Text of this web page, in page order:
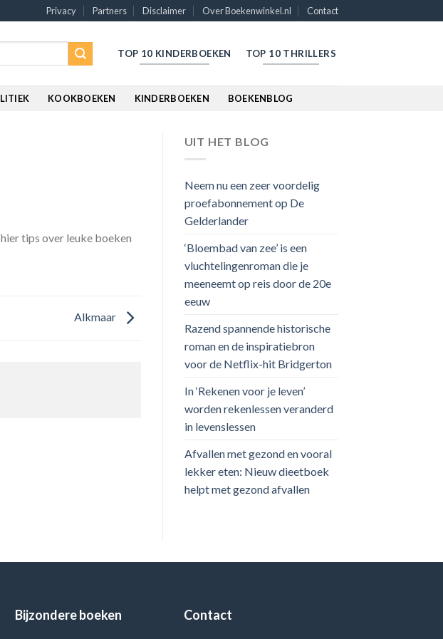
Privacy Partners Disclaimer Over Boekenwinkel.nl Contact
TOP 10 KINDERBOEKEN TOP 10 THRILLERS
KOOKBOEKEN KINDERBOEKEN BOEKENBLOG
tips over leuke boeken
Alkmaar
UIT HET BLOG
Neem nu een zeer voordelig
proefabonnement op De
Gelderlander
‘Bloembad van zee’ is een
vluchtelingenroman die je
meeneemt op reis door de 20e
eeuw
Razend spannende historische
roman en de inspiratiebron
voor de Netflix-hit Bridgerton
In ‘Rekenen voor je leven’
worden rekenlessen veranderd
in levenslessen
Afvallen met gezond en vooral
lekker eten: Nieuw dieetboek
helpt met gezond afvallen
Bijzondere boeken Contact